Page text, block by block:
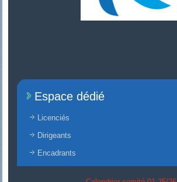
Espace dédié
Licenciés
Dirigeants
Encadrants